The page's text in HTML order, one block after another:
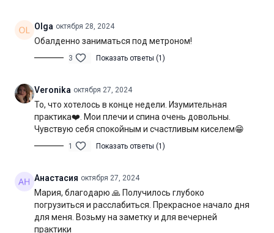
Olga октября 28, 2024
Обалденно заниматься под метроном!
3 Показать ответы (1)
Veronika октября 27, 2024
То, что хотелось в конце недели. Изумительная
практика❤️. Мои плечи и спина очень довольны.
Чувствую себя спокойным и счастливым киселем😁
1 Показать ответы (1)
Анастасия октября 27, 2024
Мария, благодарю 🙏 Получилось глубоко
погрузиться и расслабиться. Прекрасное начало дня
для меня. Возьму на заметку и для вечерней
практики